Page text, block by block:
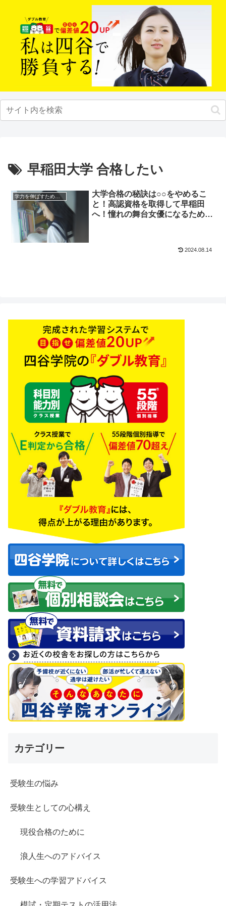
早稲田大学 合格したい
学力を伸ばすためのヒント
大学合格の秘訣は○○をやめるこ
と！高認資格を取得して早稲田
へ！憧れの舞台女優になるため演
2024.08.14
カテゴリー
受験生の悩み
受験生としての心構え
現役合格のために
浪人生へのアドバイス
受験生への学習アドバイス